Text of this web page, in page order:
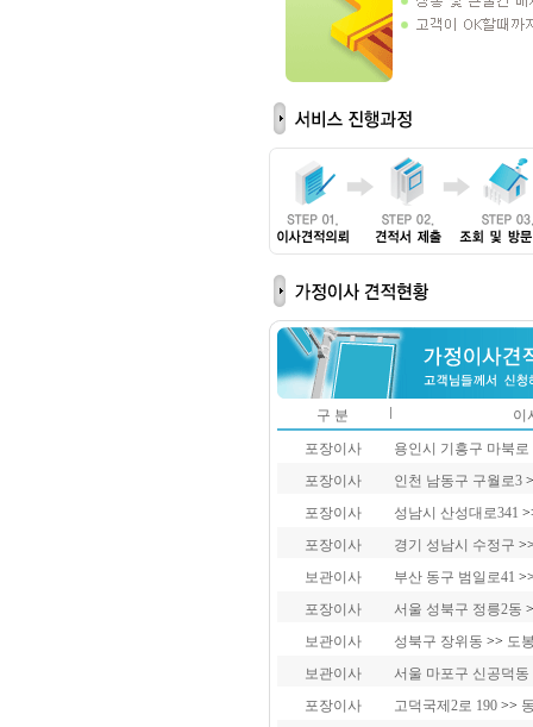
구 분
이
포장이사
용인시 기흥구 마북로
포장이사
인천 남동구 구월로3
포장이사
성남시 산성대로341
포장이사
경기 성남시 수정구
보관이사
부산 동구 범일로41
포장이사
서울 성북구 정릉2동
보관이사
성북구 장위동 >> 도
보관이사
서울 마포구 신공덕동
포장이사
고덕국제2로 190 >>